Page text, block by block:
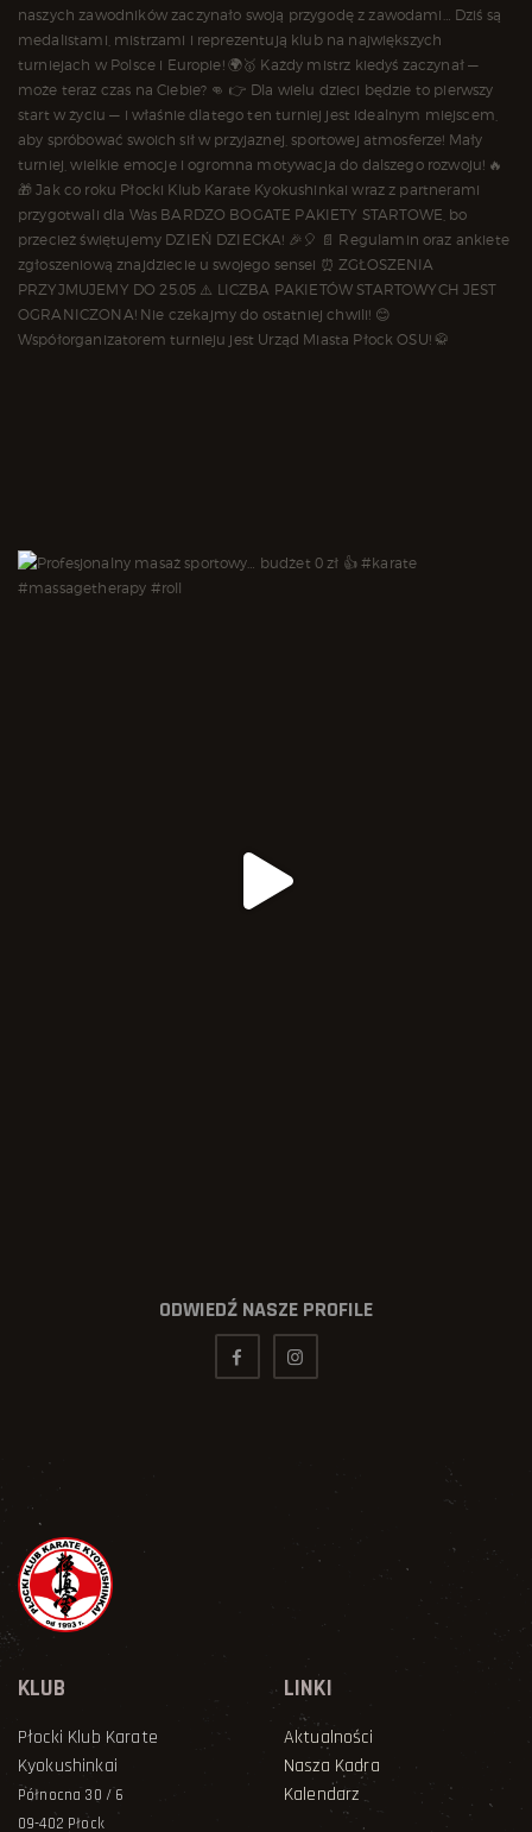
ODWIEDŹ NASZE PROFILE
KLUB
Płocki Klub Karate
Kyokushinkai
Północna 30 / 6
09-402 Płock
LINKI
Aktualności
Nasza Kadra
Kalendarz